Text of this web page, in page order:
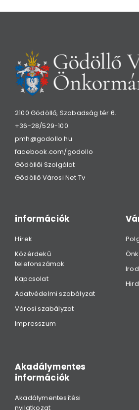
2100 Gödöllő, Szabadság tér 6.
+36-28/529-100
pmh@godollo.hu
facebook.com/godollo
Gödöllői Szolgálat
Gödöllő Városi Net Tv
információk
Hírek
Közérdekű
telefonszámok
Kapcsolat
Adatvédelmi szabályzat
Városi szabályzat
Impresszum
Akadálymentes
információk
Akadálymentesítési
nyilatkozat